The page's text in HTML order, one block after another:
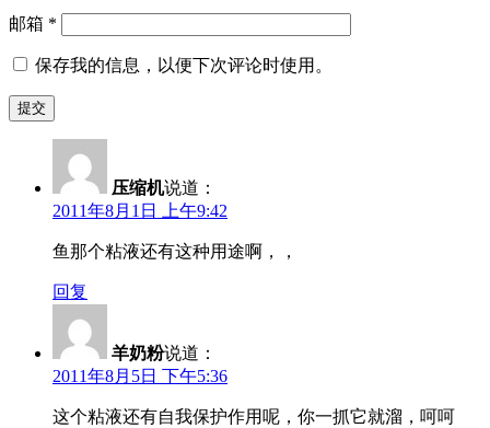
邮箱 *
保存我的信息，以便下次评论时使用。
压缩机说道：
2011年8月1日 上午9:42
鱼那个粘液还有这种用途啊，，
回复
羊奶粉说道：
2011年8月5日 下午5:36
这个粘液还有自我保护作用呢，你一抓它就溜，呵呵